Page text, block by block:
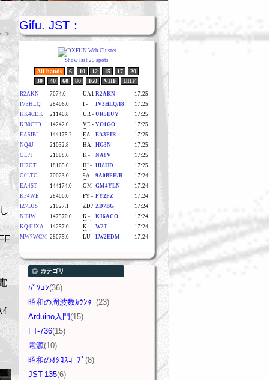
＞
Gifu. JST：
カテゴリ
ﾊﾟｿｺﾝ(36)
昭和の周波数ｶｳﾝﾀｰ(23)
Arduino入門(15)
FT-736(15)
電源(10)
昭和のｵｼﾛｽｺｰﾌﾟ (8)
JST-135(6)